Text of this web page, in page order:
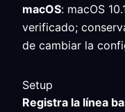
macOS: macOS
verificado;
de cambiar la
Setup
Registra la línea